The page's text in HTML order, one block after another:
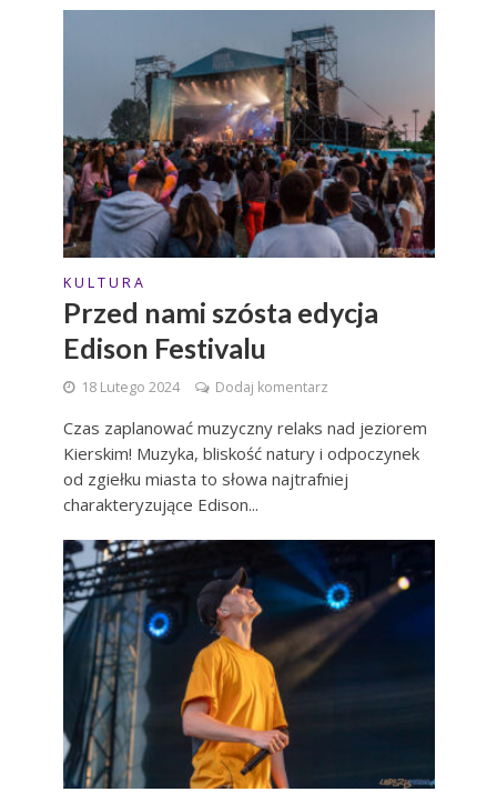
K U L T U R A
Przed nami szósta edycja
Edison Festivalu
18 Lutego 2024 Dodaj komentarz
Czas zaplanować muzyczny relaks nad jeziorem
Kierskim! Muzyka, bliskość natury i odpoczynek
od zgiełku miasta to słowa najtrafniej
charakteryzujące Edison...